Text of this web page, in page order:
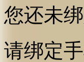
您还未
请绑定